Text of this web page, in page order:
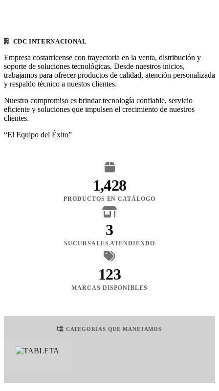
CDC INTERNACIONAL
Empresa costarricense con trayectoria en la venta, distribución y
soporte de soluciones tecnológicas. Desde nuestros inicios,
trabajamos para ofrecer productos de calidad, atención personalizada
y respaldo técnico a nuestos clientes.
Nuestro compromiso es brindar tecnología confiable, servicio
eficiente y soluciones que impulsen el crecimiento de nuestros
clientes.
“El Equipo del Éxito”
1,428
PRODUCTOS EN CATÁLOGO
3
SUCURSALES ATENDIENDO
123
MARCAS DISPONIBLES
CATEGORÍAS QUE MANEJAMOS